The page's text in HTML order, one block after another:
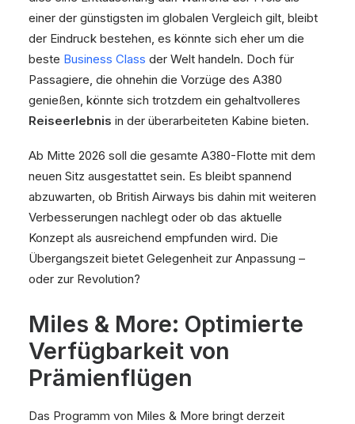
einer der günstigsten im globalen Vergleich gilt, bleibt
der Eindruck bestehen, es könnte sich eher um die
beste Business Class der Welt handeln. Doch für
Passagiere, die ohnehin die Vorzüge des A380
genießen, könnte sich trotzdem ein gehaltvolleres
Reiseerlebnis in der überarbeiteten Kabine bieten.
Ab Mitte 2026 soll die gesamte A380-Flotte mit dem
neuen Sitz ausgestattet sein. Es bleibt spannend
abzuwarten, ob British Airways bis dahin mit weiteren
Verbesserungen nachlegt oder ob das aktuelle
Konzept als ausreichend empfunden wird. Die
Übergangszeit bietet Gelegenheit zur Anpassung –
oder zur Revolution?
Miles & More: Optimierte
Verfügbarkeit von
Prämienflügen
Das Programm von Miles & More bringt derzeit